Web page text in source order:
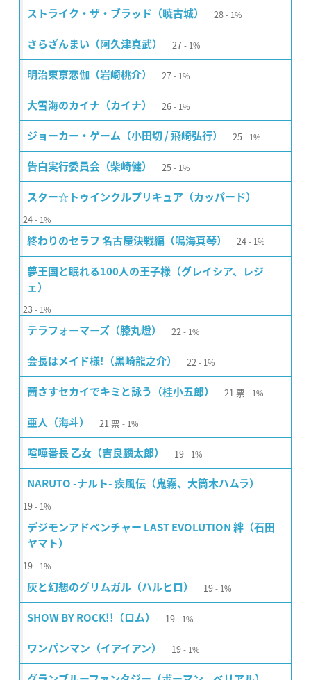
ストライク・ザ・ブラッド（暁古城） 28 1%
さらざんまい（阿久津真武） 27 1%
明治東亰恋伽（岩崎桃介） 27 1%
大雪海のカイナ（カイナ） 26 1%
ジョーカー・ゲーム（小田切 / 飛崎弘行） 25 1%
告白実行委員会（柴崎健） 25 1%
スター☆トゥインクルプリキュア（カッパード）
24 1%
終わりのセラフ 名古屋決戦編（鳴海真琴） 24 1%
夢王国と眠れる100人の王子様（グレイシア、レジ
ェ）
23 1%
テラフォーマーズ（膝丸燈） 22 1%
会長はメイド様!（黒崎龍之介） 22 1%
茜さすセカイでキミと詠う（桂小五郎） 21 票 1%
亜人（海斗） 21 票 1%
喧嘩番長 乙女（吉良麟太郎） 19 1%
NARUTO -ナルト- 疾風伝（鬼霧、大筒木ハムラ）
19 1%
デジモンアドベンチャー LAST EVOLUTION 絆（石田
ヤマト）
19 1%
灰と幻想のグリムガル（ハルヒロ） 19 1%
SHOW BY ROCK!!（ロム） 19 1%
ワンパンマン（イアイアン） 19 1%